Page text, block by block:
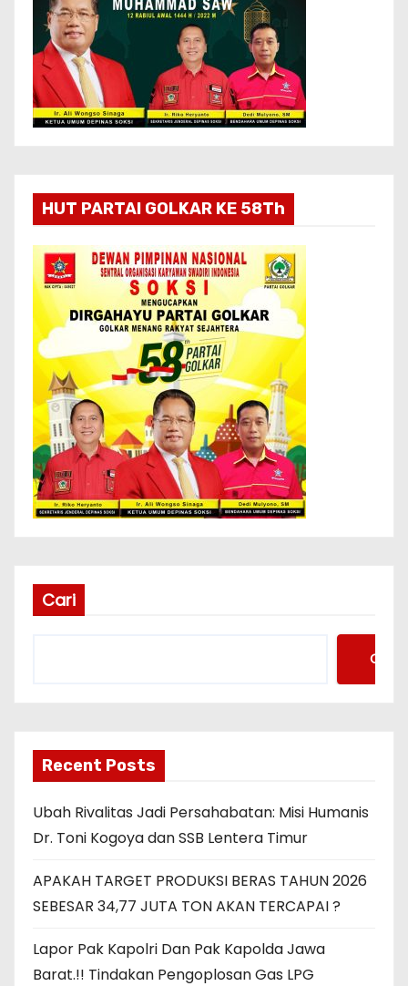
HUT PARTAI GOLKAR KE 58Th
Cari
Cari
Recent Posts
Ubah Rivalitas Jadi Persahabatan: Misi Humanis
Dr. Toni Kogoya dan SSB Lentera Timur
APAKAH TARGET PRODUKSI BERAS TAHUN 2026
SEBESAR 34,77 JUTA TON AKAN TERCAPAI ?
Lapor Pak Kapolri Dan Pak Kapolda Jawa
Barat.!! Tindakan Pengoplosan Gas LPG